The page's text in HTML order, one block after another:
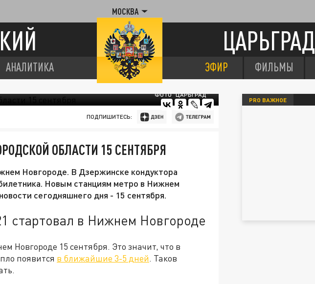
МОСКВА
ЦАРЬГРАД
АНАЛИТИКА ЭФИР ФИЛЬМЫ
ФОТО "ЦАРЬГРАД"
ПОДПИШИТЕСЬ:
ОБЛАСТИ 15 СЕНТЯБРЯ
Новгороде. В Дзержинске кондуктора
Новым станциям метро в Нижнем
сегодняшнего дня - 15 сентября.
стартовал в Нижнем Новгороде
Новгороде 15 сентября. Это значит, что в
появится в ближайшие 3-5 дней. Таков
PRO ВАЖНОЕ